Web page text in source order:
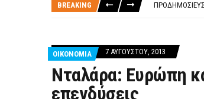
BREAKING
ΤΑΜΕΊΟ
ΟΙΚΟΝΟΜΙΑ 7 ΑΥΓΟΎΣΤΟΥ, 2013
Νταλάρα: Ευρώπη
επενδύσεις